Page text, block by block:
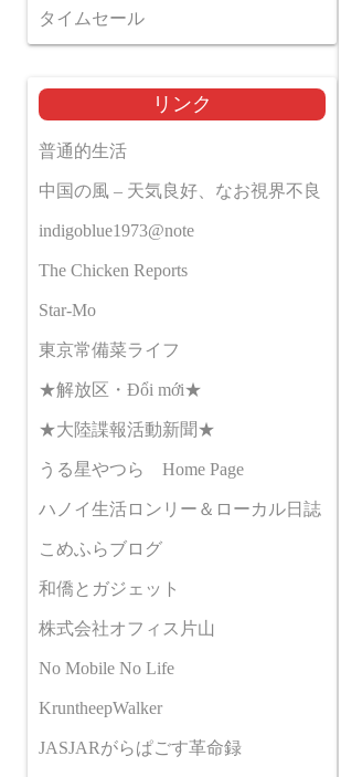
タイムセール
リンク
普通的生活
中国の風 – 天気良好、なお視界不良
indigoblue1973@note
The Chicken Reports
Star-Mo
東京常備菜ライフ
★解放区・Đổi mới★
★大陸諜報活動新聞★
うる星やつら Home Page
ハノイ生活ロンリー＆ローカル日誌
こめふらブログ
和僑とガジェット
株式会社オフィス片山
No Mobile No Life
KruntheepWalker
JASJARがらぱごす革命録